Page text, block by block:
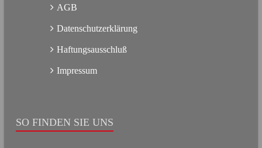
AGB
Datenschutzerklärung
Haftungsausschluß
Impressum
SO FINDEN SIE UNS